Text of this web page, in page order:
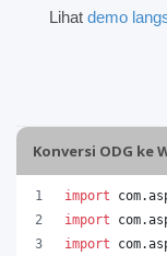
Lihat demo
Konversi ODG ke
import com.
import
com.
import
com.